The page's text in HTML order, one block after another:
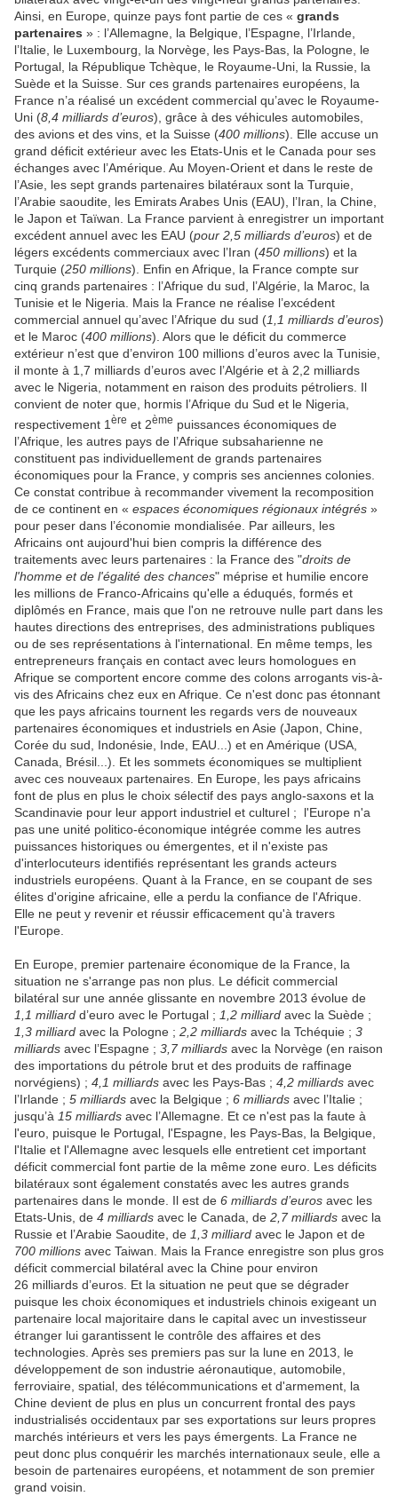
Ainsi, en Europe, quinze pays font partie de ces « grands
partenaires » : l’Allemagne, la Belgique, l’Espagne, l’Irlande,
l’Italie, le Luxembourg, la Norvège, les Pays-Bas, la Pologne, le
Portugal, la République Tchèque, le Royaume-Uni, la Russie, la
Suède et la Suisse. Sur ces grands partenaires européens, la
France n’a réalisé un excédent commercial qu’avec le Royaume-
Uni (8,4 milliards d’euros), grâce à des véhicules automobiles,
des avions et des vins, et la Suisse (400 millions). Elle accuse un
grand déficit extérieur avec les Etats-Unis et le Canada pour ses
échanges avec l’Amérique. Au Moyen-Orient et dans le reste de
l’Asie, les sept grands partenaires bilatéraux sont la Turquie,
l’Arabie saoudite, les Emirats Arabes Unis (EAU), l’Iran, la Chine,
le Japon et Taïwan. La France parvient à enregistrer un important
excédent annuel avec les EAU (pour 2,5 milliards d’euros) et de
légers excédents commerciaux avec l’Iran (450 millions) et la
Turquie (250 millions). Enfin en Afrique, la France compte sur
cinq grands partenaires : l’Afrique du sud, l’Algérie, la Maroc, la
Tunisie et le Nigeria. Mais la France ne réalise l’excédent
commercial annuel qu’avec l’Afrique du sud (1,1 milliards d’euros)
et le Maroc (400 millions). Alors que le déficit du commerce
extérieur n’est que d’environ 100 millions d’euros avec la Tunisie,
il monte à 1,7 milliards d’euros avec l’Algérie et à 2,2 milliards
avec le Nigeria, notamment en raison des produits pétroliers. Il
convient de noter que, hormis l’Afrique du Sud et le Nigeria,
respectivement 1 ère et 2ème puissances économiques de
l’Afrique, les autres pays de l’Afrique subsaharienne ne
constituent pas individuellement de grands partenaires
économiques pour la France, y compris ses anciennes colonies.
Ce constat contribue à recommander vivement la recomposition
de ce continent en « espaces économiques régionaux intégrés »
pour peser dans l’économie mondialisée. Par ailleurs, les
Africains ont aujourd'hui bien compris la différence des
traitements avec leurs partenaires : la France des "droits de
l'homme et de l'égalité des chances" méprise et humilie encore
les millions de Franco-Africains qu'elle a éduqués, formés et
diplômés en France, mais que l'on ne retrouve nulle part dans les
hautes directions des entreprises, des administrations publiques
ou de ses représentations à l'international. En même temps, les
entrepreneurs français en contact avec leurs homologues en
Afrique se comportent encore comme des colons arrogants vis-à-
vis des Africains chez eux en Afrique. Ce n'est donc pas étonnant
que les pays africains tournent les regards vers de nouveaux
partenaires économiques et industriels en Asie (Japon, Chine,
Corée du sud, Indonésie, Inde, EAU...) et en Amérique (USA,
Canada, Brésil...). Et les sommets économiques se multiplient
avec ces nouveaux partenaires. En Europe, les pays africains
font de plus en plus le choix sélectif des pays anglo-saxons et la
Scandinavie pour leur apport industriel et culturel ; l'Europe n'a
pas une unité politico-économique intégrée comme les autres
puissances historiques ou émergentes, et il n'existe pas
d'interlocuteurs identifiés représentant les grands acteurs
industriels européens. Quant à la France, en se coupant de ses
élites d'origine africaine, elle a perdu la confiance de l'Afrique.
Elle ne peut y revenir et réussir efficacement qu'à travers
l'Europe.
En Europe, premier partenaire économique de la France, la
situation ne s'arrange pas non plus. Le déficit commercial
bilatéral sur une année glissante en novembre 2013 évolue de
1,1 milliard d’euro avec le Portugal ; 1,2 milliard avec la Suède ;
1,3 milliard avec la Pologne ; 2,2 milliards avec la Tchéquie ; 3
milliards avec l’Espagne ; 3,7 milliards avec la Norvège (en raison
des importations du pétrole brut et des produits de raffinage
norvégiens) ; 4,1 milliards avec les Pays-Bas ; 4,2 milliards avec
l’Irlande ; 5 milliards avec la Belgique ; 6 milliards avec l’Italie ;
jusqu’à 15 milliards avec l’Allemagne. Et ce n'est pas la faute à
l'euro, puisque le Portugal, l'Espagne, les Pays-Bas, la Belgique,
l'Italie et l'Allemagne avec lesquels elle entretient cet important
déficit commercial font partie de la même zone euro. Les déficits
bilatéraux sont également constatés avec les autres grands
partenaires dans le monde. Il est de 6 milliards d’euros avec les
Etats-Unis, de 4 milliards avec le Canada, de 2,7 milliards avec la
Russie et l’Arabie Saoudite, de 1,3 milliard avec le Japon et de
700 millions avec Taiwan. Mais la France enregistre son plus gros
déficit commercial bilatéral avec la Chine pour environ
26 milliards d’euros. Et la situation ne peut que se dégrader
puisque les choix économiques et industriels chinois exigeant un
partenaire local majoritaire dans le capital avec un investisseur
étranger lui garantissent le contrôle des affaires et des
technologies. Après ses premiers pas sur la lune en 2013, le
développement de son industrie aéronautique, automobile,
ferroviaire, spatial, des télécommunications et d'armement, la
Chine devient de plus en plus un concurrent frontal des pays
industrialisés occidentaux par ses exportations sur leurs propres
marchés intérieurs et vers les pays émergents. La France ne
peut donc plus conquérir les marchés internationaux seule, elle a
besoin de partenaires européens, et notamment de son premier
grand voisin.